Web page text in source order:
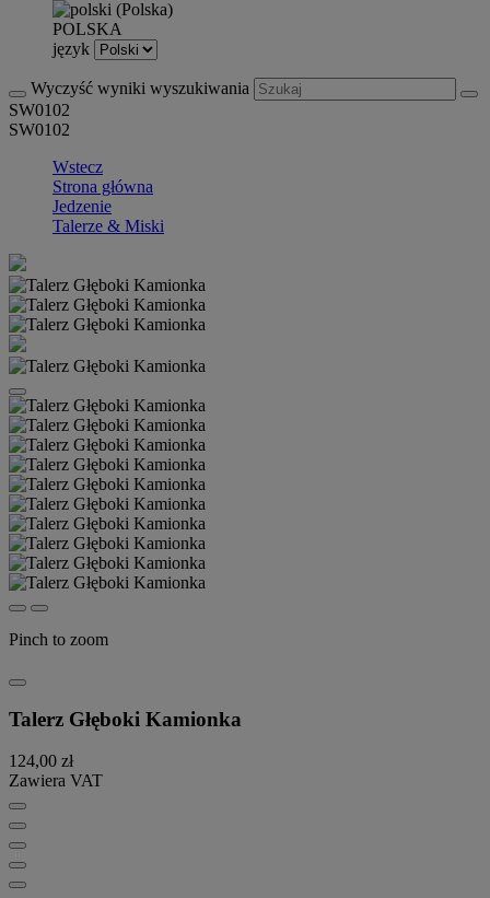
POLSKA
język
Wyczyść wyniki wyszukiwania
SW0102
SW0102
Wstecz
Strona główna
Jedzenie
Talerze & Miski
Pinch to zoom
Talerz Głęboki Kamionka
124,00 zł
Zawiera VAT